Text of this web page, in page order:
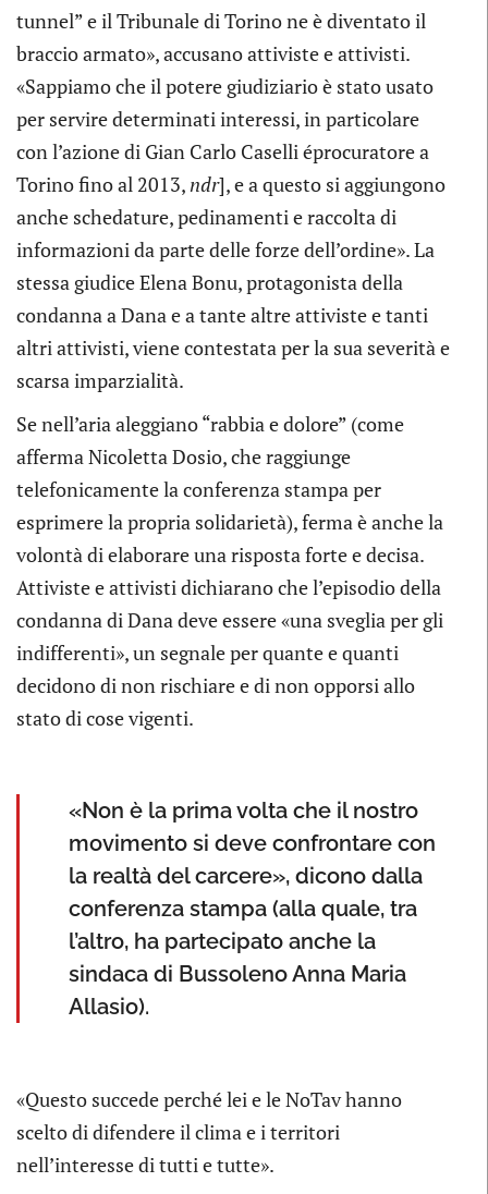
tunnel” e il Tribunale di Torino ne è diventato il
braccio armato», accusano attiviste e attivisti.
«Sappiamo che il potere giudiziario è stato usato
per servire determinati interessi, in particolare
con l’azione di Gian Carlo Caselli éprocuratore a
Torino fino al 2013,ndr], e a questo si aggiungono
anche schedature, pedinamenti e raccolta di
informazioni da parte delle forze dell’ordine». La
stessa giudice Elena Bonu, protagonista della
condanna a Dana e a tante altre attiviste e tanti
altri attivisti, viene contestata per la sua severità e
scarsa imparzialità.
Se nell’aria aleggiano “rabbia e dolore” (come
afferma Nicoletta Dosio, che raggiunge
telefonicamente la conferenza stampa per
esprimere la propria solidarietà), ferma è anche la
volontà di elaborare una risposta forte e decisa.
Attiviste e attivisti dichiarano che l’episodio della
condanna di Dana deve essere «una sveglia per gli
indifferenti», un segnale per quante e quanti
decidono di non rischiare e di non opporsi allo
stato di cose vigenti.
«Non è la prima volta che il nostro
movimento si deve confrontare con
la realtà del carcere», dicono dalla
conferenza stampa (alla quale, tra
l’altro, ha partecipato anche la
sindaca di Bussoleno Anna Maria
Allasio).
«Questo succede perché lei e le NoTav hanno
scelto di difendere il clima e i territori
nell’interesse di tutti e tutte».